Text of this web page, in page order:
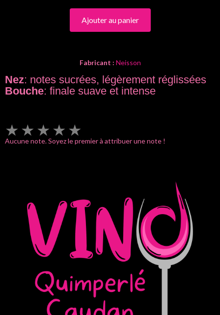
Ajouter au panier
Fabricant : Neisson
Nez: notes sucrées, légèrement réglissées
Bouche: finale suave et intense
★ ★ ★ ★ ★
Aucune note. Soyez le premier à attribuer une note !